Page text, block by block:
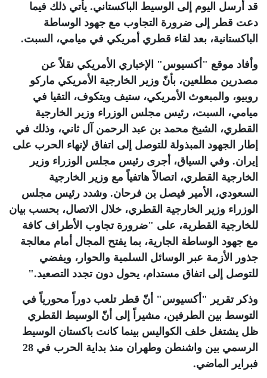
قد أُرسل اليوم إلى الوسيط الباكستاني. يأتي ذلك فيما
دعت قطر إلى ضرورة التجاوب مع جهود الوساطة
الباكستانية، بعد لقاء قطري أمريكي في ميامي، السبت.
وأفاد موقع "أكسيوس" الإخباري الأمريكي نقلاً عن
مصدرين مطلعين، بأنّ وزير الخارجية الأمريكي ماركو
روبيو، والمبعوث الأمريكي، ستيف ويتكوف، التقيا في
ميامي، السبت، رئيس مجلس الوزراء وزير الخارجية
القطري، الشيخ محمد بن عبد الرحمن آل ثاني، وذلك في
إطار الجهود المبذولة للتوصل إلى اتفاق لإنهاء الحرب على
إيران. وفي السياق، أجرى رئيس مجلس الوزراء وزير
الخارجية القطري، اتصالاً هاتفياً مع وزير الخارجية
السعودي، الأمير فيصل بن فرحان. وشدد رئيس مجلس
الوزراء وزير الخارجية القطري، خلال الاتصال، بحسب بيان
للخارجية القطرية، على "ضرورة تجاوب الأطراف كافة
مع جهود الوساطة الجارية، بما يفتح المجال أمام معالجة
جذور الأزمة عبر الوسائل السلمية والحوار، ويفضي
للتوصل إلى اتفاق مستدام، يحول دون تجدد التصعيد".
وذكر تقرير "أكسيوس" أنّ قطر تلعب دوراً محورياً في
التوسط بين الطرفين، مشيراً إلى أنّ الوسيط القطري
ظل يشتغل خلف الكواليس بينما كانت باكستان الوسيط
الرسمي بين واشنطن وطهران منذ بداية الحرب في 28
فبراير الماضي.